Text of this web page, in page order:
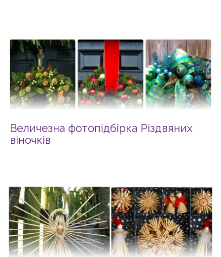
Величезна фотопідбірка Різдвяних
віночків